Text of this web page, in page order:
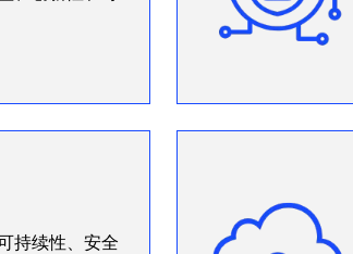
持续性、安全